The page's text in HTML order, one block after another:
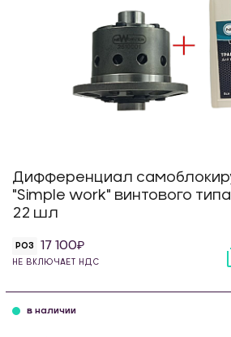
Дифференциал
"Simple work" винтового
22 шл
РОЗ 17 100
НЕ ВКЛЮЧАЕТ НДС
в наличии